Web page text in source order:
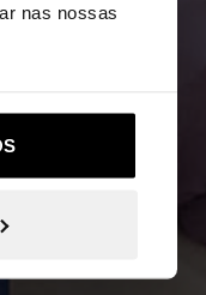
nas nossas